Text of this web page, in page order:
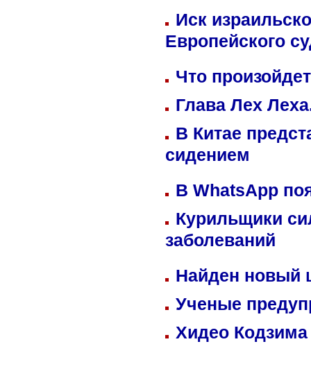
Иск
Европейского
Что
Глава Лех
В Китае
сидением
В WhatsApp
Курильщики
заболеваний
Найден
Ученые
Хидео